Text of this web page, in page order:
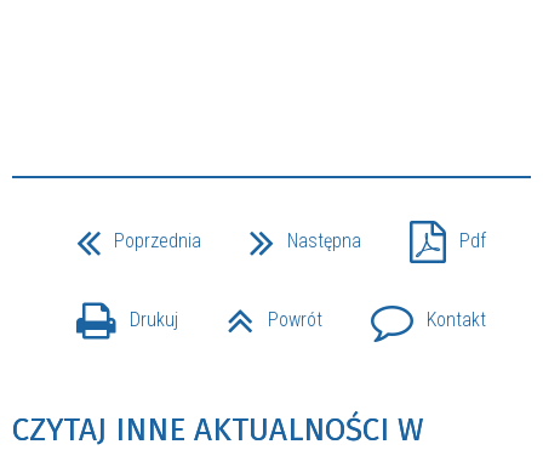
Poprzednia Następna Pdf
Drukuj Powrót Kontakt
CZYTAJ INNE AKTUALNOŚCI W